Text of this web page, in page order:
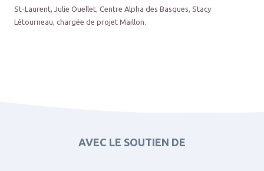
St-Laurent, Julie Ouellet, Centre Alpha des Basques, Stacy
Létourneau, chargée de projet Maillon.
AVEC LE SOUTIEN DE